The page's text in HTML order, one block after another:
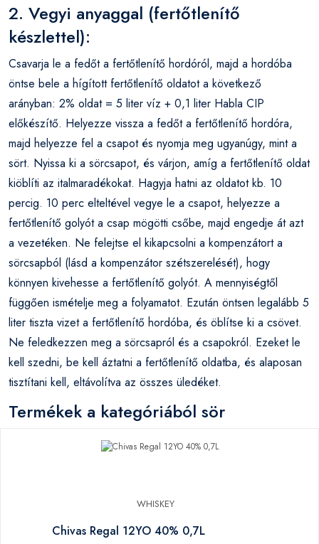
2. Vegyi anyaggal (fertőtlenítő
készlettel):
Csavarja le a fedőt a fertőtlenítő hordóról, majd a hordóba
öntse bele a hígított fertőtlenítő oldatot a következő
arányban: 2% oldat = 5 liter víz + 0,1 liter Habla CIP
előkészítő. Helyezze vissza a fedőt a fertőtlenítő hordóra,
majd helyezze fel a csapot és nyomja meg ugyanúgy, mint a
sört. Nyissa ki a sörcsapot, és várjon, amíg a fertőtlenítő oldat
kiöblíti az italmaradékokat. Hagyja hatni az oldatot kb. 10
percig. 10 perc elteltével vegye le a csapot, helyezze a
fertőtlenítő golyót a csap mögötti csőbe, majd engedje át azt
a vezetéken. Ne felejtse el kikapcsolni a kompenzátort a
sörcsapból (lásd a kompenzátor szétszerelését), hogy
könnyen kivehesse a fertőtlenítő golyót. A mennyiségtől
függően ismételje meg a folyamatot. Ezután öntsen legalább 5
liter tiszta vizet a fertőtlenítő hordóba, és öblítse ki a csövet.
Ne feledkezzen meg a sörcsapról és a csapokról. Ezeket le
kell szedni, be kell áztatni a fertőtlenítő oldatba, és alaposan
tisztítani kell, eltávolítva az összes üledéket.
Termékek a kategóriából sör
WHISKEY
Chivas Regal 12YO 40% 0,7L